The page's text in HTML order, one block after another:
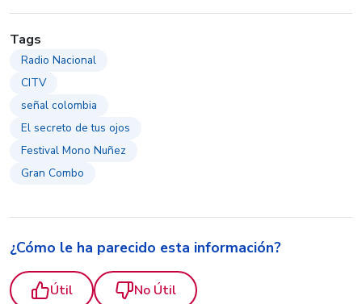
Tags
Radio Nacional
CITV
señal colombia
El secreto de tus ojos
Festival Mono Nuñez
Gran Combo
¿Cómo le ha parecido esta información?
Útil No Útil